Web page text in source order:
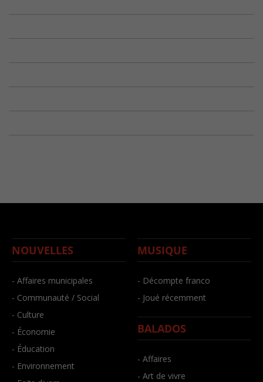
NOUVELLES
- Affaires municipales
- Communauté / Social
- Culture
- Économie
- Éducation
- Environnement
MUSIQUE
- Décompte franco
- Joué récemment
BALADOS
- Affaires
- Art de vivre